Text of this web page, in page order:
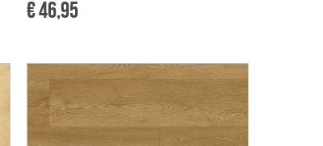
€ 46,95